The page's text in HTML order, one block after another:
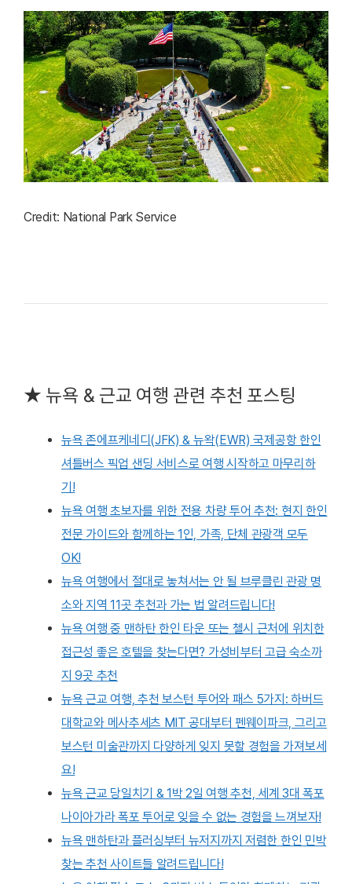
Credit: National Park Service
★ 뉴욕 & 근교 여행 관련 추천 포스팅
뉴욕 존에프케네디(JFK) & 뉴왁(EWR) 국제공항 한인
셔틀버스 픽업 샌딩 서비스로 여행 시작하고 마무리하
기!
뉴욕 여행 초보자를 위한 전용 차량 투어 추천: 현지 한인
전문 가이드와 함께하는 1인, 가족, 단체 관광객 모두
OK!
뉴욕 여행에서 절대로 놓쳐서는 안 될 브루클린 관광 명
소와 지역 11곳 추천과 가는 법 알려드립니다!
뉴욕 여행 중 맨하탄 한인 타운 또는 첼시 근처에 위치한
접근성 좋은 호텔을 찾는다면? 가성비부터 고급 숙소까
지 9곳 추천
뉴욕 근교 여행, 추천 보스턴 투어와 패스 5가지: 하버드
대학교와 메사추세츠 MIT 공대부터 펜웨이파크, 그리고
보스턴 미술관까지 다양하게 잊지 못할 경험을 가져보세
요!
뉴욕 근교 당일치기 & 1박 2일 여행 추천, 세계 3대 폭포
나이아가라 폭포 투어로 잊을 수 없는 경험을 느껴보자!
뉴욕 맨하탄과 플러싱부터 뉴저지까지 저렴한 한인 민박
찾는 추천 사이트들 알려드립니다!